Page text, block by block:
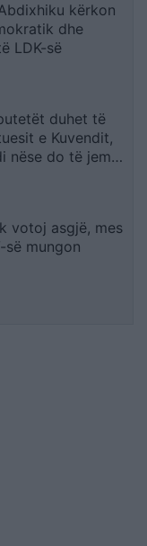
kërkon
dhe
LDK-së
duhet të
e Kuvendit,
nëse do të jem
votoj asgjë, mes
së mungon